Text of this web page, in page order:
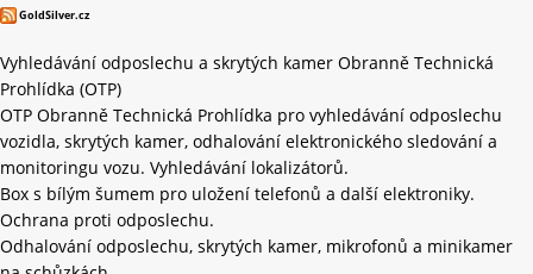
GoldSilver.cz
Vyhledávání odposlechu a skrytých kamer Obranně Technická
Prohlídka (OTP)
OTP Obranně Technická Prohlídka pro vyhledávání odposlechu
vozidla, skrytých kamer, odhalování elektronického sledování a
monitoringu vozu. Vyhledávání lokalizátorů.
Box s bílým šumem pro uložení telefonů a další elektroniky.
Ochrana proti odposlechu.
Odhalování odposlechu, skrytých kamer, mikrofonů a minikamer